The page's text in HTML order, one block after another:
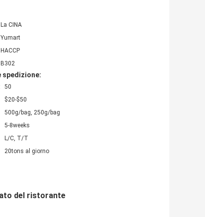
La CINA
Yumart
HACCP
B302
spedizione:
50
$20-$50
500g/bag, 250g/bag
5-8weeks
L/C, T/T
20tons al giorno
del ristorante